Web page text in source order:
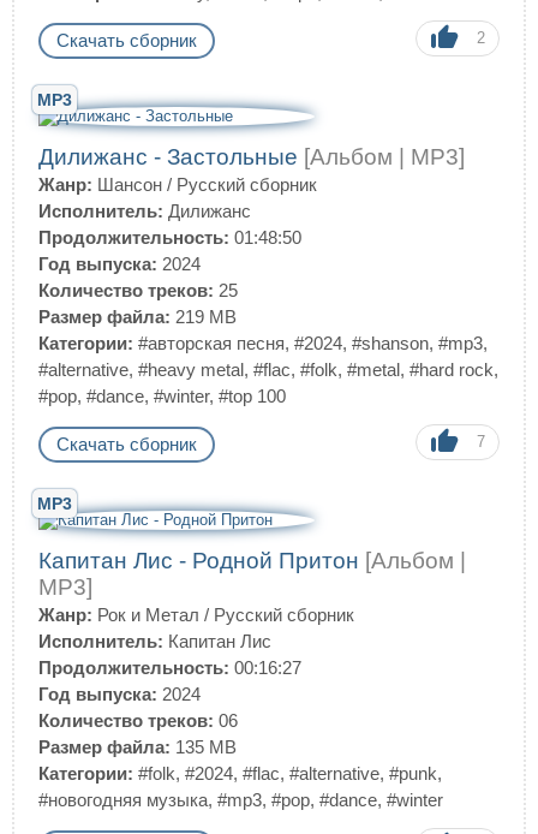
Скачать сборник 2
MP3
Дилижанс - Застольные [Альбом | MP3]
Жанр: Шансон / Русский сборник
Исполнитель: Дилижанс
Продолжительность: 01:48:50
Год выпуска: 2024
Количество треков: 25
Размер файла: 219 MB
Категории: #авторская песня, #2024, #shanson, #mp3,
#alternative, #heavy metal, #flac, #folk, #metal, #hard rock,
#pop, #dance, #winter, #top 100
Скачать сборник 7
MP3
Капитан Лис - Родной Притон [Альбом |
MP3]
Жанр: Рок и Метал / Русский сборник
Исполнитель: Капитан Лис
Продолжительность: 00:16:27
Год выпуска: 2024
Количество треков: 06
Размер файла: 135 MB
Категории: #folk, #2024, #flac, #alternative, #punk,
#новогодняя музыка, #mp3, #pop, #dance, #winter